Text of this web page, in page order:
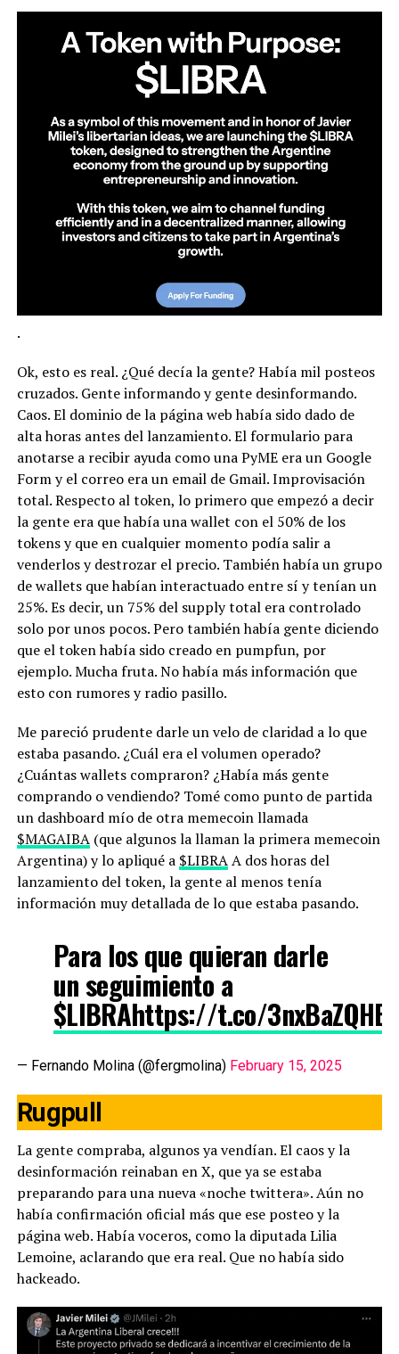
.
Ok, esto es real. ¿Qué decía la gente? Había mil posteos
cruzados. Gente informando y gente desinformando.
Caos. El dominio de la página web había sido dado de
alta horas antes del lanzamiento. El formulario para
anotarse a recibir ayuda como una PyME era un Google
Form y el correo era un email de Gmail. Improvisación
total. Respecto al token, lo primero que empezó a decir
la gente era que había una wallet con el 50% de los
tokens y que en cualquier momento podía salir a
venderlos y destrozar el precio. También había un grupo
de wallets que habían interactuado entre sí y tenían un
25%. Es decir, un 75% del supply total era controlado
solo por unos pocos. Pero también había gente diciendo
que el token había sido creado en pumpfun, por
ejemplo. Mucha fruta. No había más información que
esto con rumores y radio pasillo.
Me pareció prudente darle un velo de claridad a lo que
estaba pasando. ¿Cuál era el volumen operado?
¿Cuántas wallets compraron? ¿Había más gente
comprando o vendiendo? Tomé como punto de partida
un dashboard mío de otra memecoin llamada
$MAGAIBA(que algunos la llaman la primera memecoin
Argentina) y lo apliqué a $LIBRAA dos horas del
lanzamiento del token, la gente al menos tenía
información muy detallada de lo que estaba pasando.
Para los que quieran darle
un seguimiento a
$LIBRAhttps://t.co/
— Fernando Molina (@fergmolina) February 15, 2025
Rugpull
La gente compraba, algunos ya vendían. El caos y la
desinformación reinaban en X, que ya se estaba
preparando para una nueva «noche twittera». Aún no
había confirmación oficial más que ese posteo y la
página web. Había voceros, como la diputada Lilia
Lemoine, aclarando que era real. Que no había sido
hackeado.